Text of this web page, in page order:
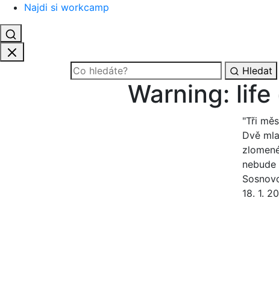
Najdi si workcamp
Hledat
Warning:
"Tři
Dvě
18. 1.